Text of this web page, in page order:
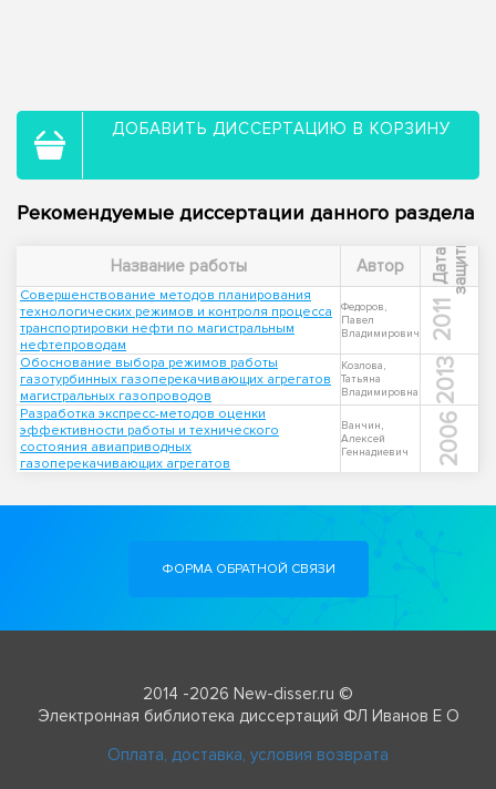
ДОБАВИТЬ ДИССЕРТАЦИЮ В КОРЗИНУ
Рекомендуемые диссертации данного раздела
Название работы Автор Д
а
т
а
з
а
щ
и
т ы
Совершенствование методов планирования
технологических режимов и контроля процесса
транспортировки нефти по магистральным
нефтепроводам
Федоров,
Павел
Владимирович
2011
Обоснование выбора режимов работы
газотурбинных газоперекачивающих агрегатов
магистральных газопроводов
Козлова,
Татьяна
Владимировна
2013
Разработка экспресс-методов оценки
эффективности работы и технического
состояния авиаприводных
газоперекачивающих агрегатов
Ванчин,
Алексей
Геннадиевич
2006
ФОРМА ОБРАТНОЙ СВЯЗИ
2014 -2026 New-disser.ru ©
Электронная библиотека диссертаций ФЛ Иванов Е О
Оплата, доставка, условия возврата